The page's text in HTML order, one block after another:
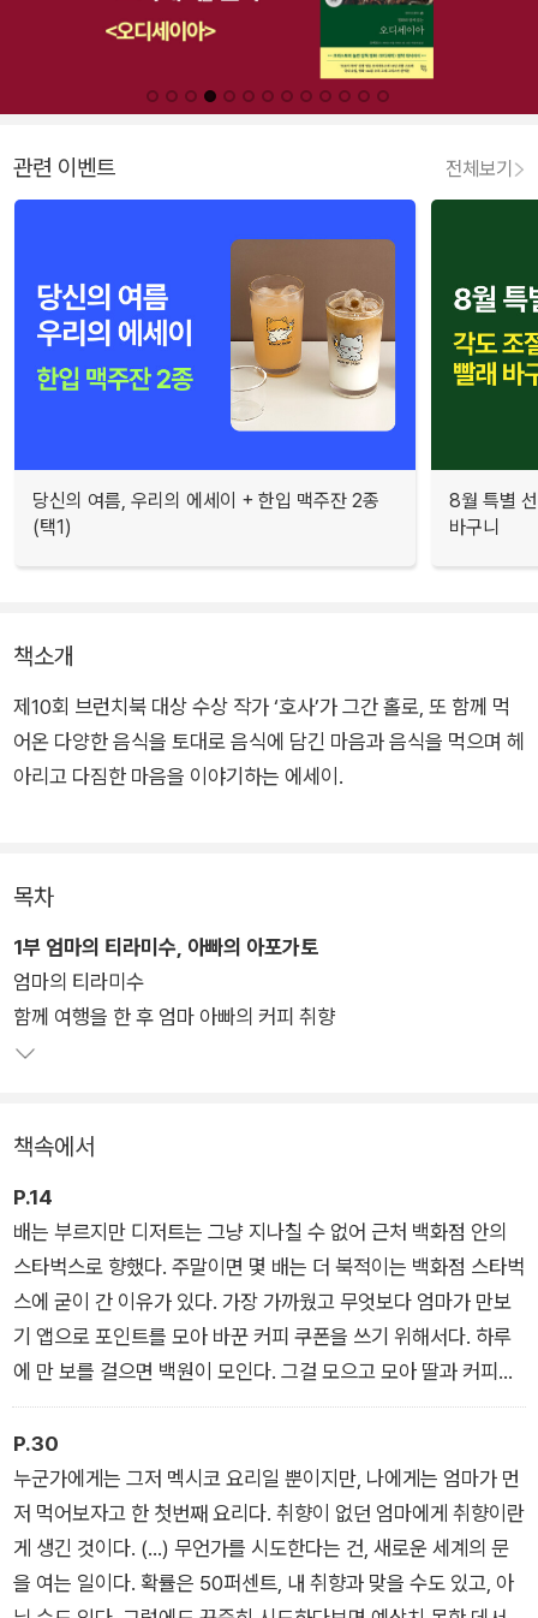
관련 이벤트 전체보기
당신의 여름, 우리의 에세이 + 한입 맥주잔 2종
(택1)
8월 특별
바구니
책소개
제10회 브런치북 대상 수상 작가 ‘호사’가 그간 홀로, 또 함께 먹
어온 다양한 음식을 토대로 음식에 담긴 마음과 음식을 먹으며 헤
아리고 다짐한 마음을 이야기하는 에세이.
마의 모습을 보면서 앞으로 당신께 부지런히 ‘설레는 처음’을 선
물하겠다고 결심하고, 큰언니가 정성스레 끓인 ‘보리차’와 에너지
음료를 마시지 않는 자신을 위해 후배가 사다준 ‘보리차 음료’를
들이켜며 음식에 담긴 정성과 관심의 힘을 다시금 깨닫는다.
이전까지 커피 ‘한잔의 여유’도 즐길 줄 몰랐던 아빠가 ‘아포가
법을 알려주던 작은언니와의 추억 등, 책에 담긴 이야기는 그저
새로운 음식을 맛본 경험을 넘어 음식에 담긴 마음, 음식과 함께
한 사람들을 애틋하게 풀어놓는다.
『먹는 마음』에는 미처 전하지 못한 고마움, 미안함, 응원과 격려,
위로와 조언이 달콤 쌉쌀 짭짤한 음식 이야기와 함께 펼쳐지는 것
이다. 오래오래 같이 먹고 싶은 ‘그들’에게 말하지 못한 마음을 담
아 전하는 이 음식 연서(戀書)는 우리가 무심결에 흘려보낸 한
끼, 그 한 끼를 내 곁의 사람과 함께하는 시간의 소중함을 새삼 일
깨운다.
목차
1부 엄마의 티라미수, 아빠의 아포가토
엄마의 티라미수
함께 여행을 한 후 엄마 아빠의 커피 취향
책속에서
P.14
배는 부르지만 디저트는 그냥 지나칠 수 없어 근처 백화점 안의
스타벅스로 향했다. 주말이면 몇 배는 더 북적이는 백화점 스타벅
스에 굳이 간 이유가 있다. 가장 가까웠고 무엇보다 엄마가 만보
기 앱으로 포인트를 모아 바꾼 커피 쿠폰을 쓰기 위해서다. 하루
에 만 보를 걸으면 백원이 모인다. 그걸 모으고 모아 딸과 커피를
마시는 게 엄마의 소소한 즐거움 중 하나다. _「엄마의 티라미수」
에서
P.30
누군가에게는 그저 멕시코 요리일 뿐이지만, 나에게는 엄마가 먼
저 먹어보자고 한 첫번째 요리다. 취향이 없던 엄마에게 취향이란
게 생긴 것이다. (…) 무언가를 시도한다는 건, 새로운 세계의 문
을 여는 일이다. 확률은 50퍼센트, 내 취향과 맞을 수도 있고, 아